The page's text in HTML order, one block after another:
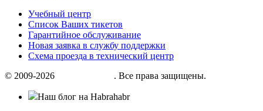
Учебный центр
Список Ваших тикетов
Гарантийное обслуживание
Новая заявка в службу поддержки
Схема проезда в технический центр
© 2009-2026
. Все права защищены.
Наш блог на Habrahabr